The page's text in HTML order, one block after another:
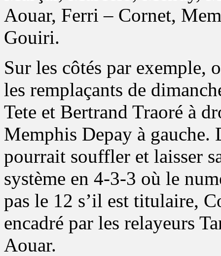
Aouar, Ferri – Cornet,
Gouiri.
Sur les côtés par exemple,
les remplaçants de
Tete et Bertrand Traoré à
Memphis Depay à gauche.
pourrait souffler et laisser
système en 4-3-3 où le
pas le 12 s’il est titulaire,
encadré par les relayeurs
Aouar.